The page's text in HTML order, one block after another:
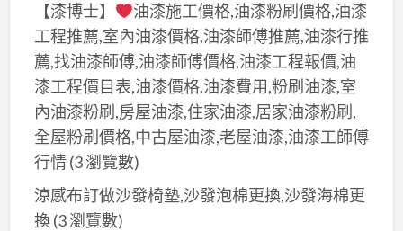
【漆博士】
油漆施工價格,油漆粉刷價格,油漆
工程推薦,室內油漆價格,油漆師傅推薦,油漆行推
薦,找油漆師傅,油漆師傅價格,油漆工程報價,油
漆工程價目表,油漆價格,油漆費用,粉刷油漆,室
內油漆粉刷,房屋油漆,住家油漆,居家油漆粉刷,
全屋粉刷價格,中古屋油漆,老屋油漆,油漆工師傅
行情(3 瀏覽數)
涼感布訂做沙發椅墊,沙發泡棉更換,沙發海棉更
換(3 瀏覽數)